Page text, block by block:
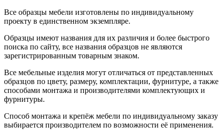
Все образцы мебели изготовлены по индивидуальному
проекту в единственном экземпляре.
Образцы имеют названия для их различия и более быстрого
поиска по сайту, все названия образцов не являются
зарегистрированным товарным знаком.
Все мебельные изделия могут отличаться от представленных
образцов по цвету, размеру, комплектации, фурнитуре, а также
способами монтажа и производителями комплектующих и
фурнитуры.
Способ монтажа и крепёж мебели по индивидуальному заказу
выбирается производителем по возможности её применения.